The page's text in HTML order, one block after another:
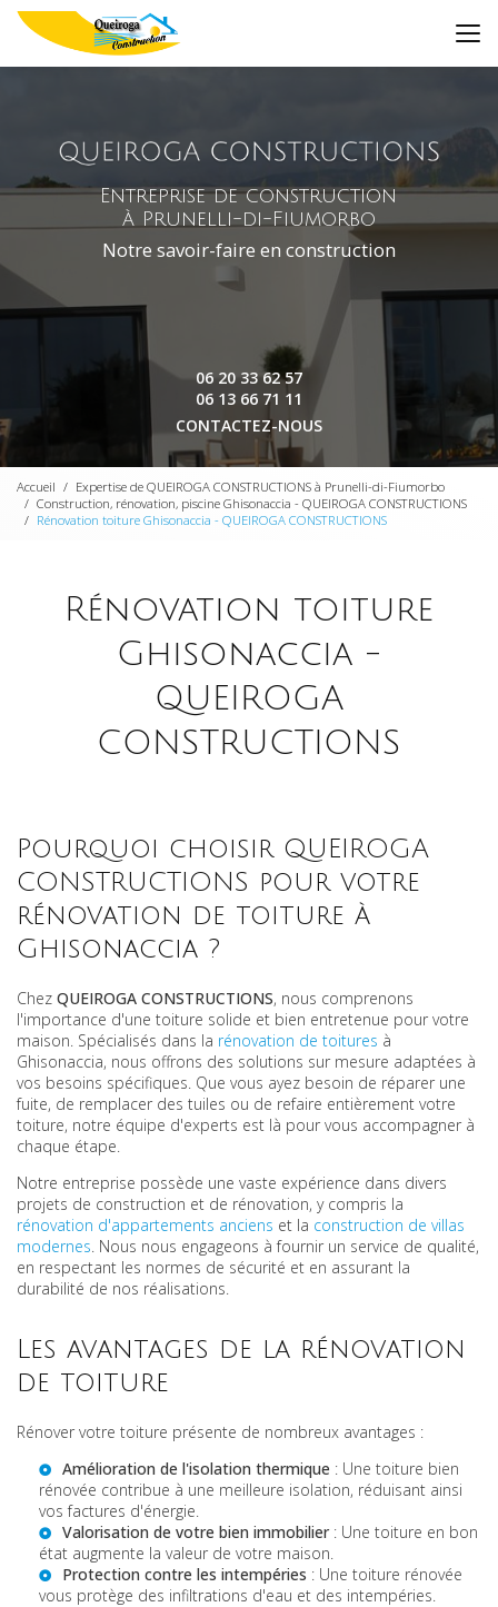
Aller
principal
Entreprise de construction
à Prunelli-di-Fiumorbo
Notre savoir-faire en construction
06 20 33 62 57
06 13 66 71 11
CONTACTEZ-NOUS
Accueil
Expertise de QUEIROGA CONSTRUCTIONS à Prunelli-di-Fiumorbo
Construction, rénovation, piscine Ghisonaccia - QUEIROGA CONSTRUCTIONS
Rénovation toiture Ghisonaccia - QUEIROGA CONSTRUCTIONS
Rénovation toiture
Ghisonaccia -
QUEIROGA
CONSTRUCTIONS
Pourquoi choisir QUEIROGA
CONSTRUCTIONS pour votre
rénovation de toiture à
Ghisonaccia ?
Chez QUEIROGA CONSTRUCTIONS, nous comprenons
l'importance d'une toiture solide et bien entretenue pour votre
maison. Spécialisés dans la rénovation de toitures à
Ghisonaccia, nous offrons des solutions sur mesure adaptées à
vos besoins spécifiques. Que vous ayez besoin de réparer une
fuite, de remplacer des tuiles ou de refaire entièrement votre
toiture, notre équipe d'experts est là pour vous accompagner à
chaque étape.
Notre entreprise possède une vaste expérience dans divers
projets de construction et de rénovation, y compris la
rénovation d'appartements anciens et la construction de villas
modernes . Nous nous engageons à fournir un service de qualité,
en respectant les normes de sécurité et en assurant la
durabilité de nos réalisations.
Les avantages de la rénovation
de toiture
Rénover votre toiture présente de nombreux avantages :
Amélioration de l'isolation thermique : Une toiture bien
rénovée contribue à une meilleure isolation, réduisant ainsi
vos factures d'énergie.
Valorisation de votre bien immobilier: Une toiture en bon
état augmente la valeur de votre maison.
Protection contre les intempéries : Une toiture rénovée
vous protège des infiltrations d'eau et des intempéries.